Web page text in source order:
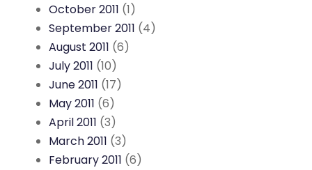
October 2011 (1)
September 2011 (4)
August 2011 (6)
July 2011 (10)
June 2011 (17)
May 2011 (6)
April 2011 (3)
March 2011 (3)
February 2011 (6)